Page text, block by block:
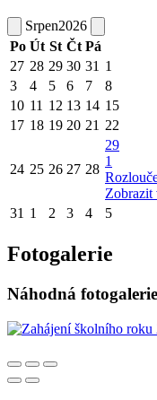
Srpen2026
Po Út St Čt Pá
27 28 29 30 31 1
3
4 5 6 7 8
10 11 12 13 14 15
17 18 19 20 21 22
24 25 26 27 28
29
1
Zobrazit
31 1 2 3 4 5
Fotogalerie
Náhodná fotogalerie